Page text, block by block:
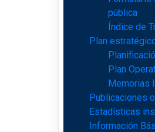
pública
Índice de
Plan
Plan
Memorias
Publicaciones
Estadísticas
Información